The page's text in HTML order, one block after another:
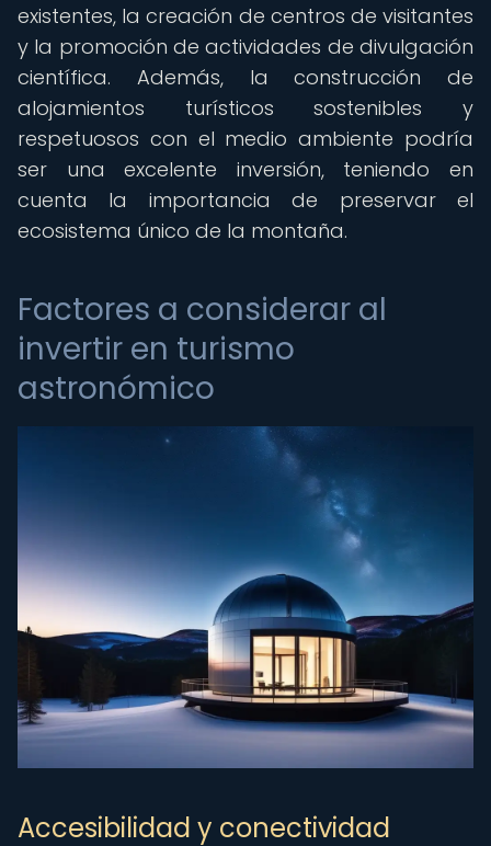
existentes, la creación de centros de visitantes
y la promoción de actividades de divulgación
científica. Además, la construcción de
alojamientos turísticos sostenibles y
respetuosos con el medio ambiente podría
ser una excelente inversión, teniendo en
cuenta la importancia de preservar el
ecosistema único de la montaña.
Factores a considerar al
invertir en turismo
astronómico
Accesibilidad y conectividad